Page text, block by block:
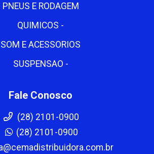
PNEUS E RODAGEM
QUIMICOS -
SOM E ACESSORIOS
SUSPENSAO -
Fale Conosco
(28) 2101-0900
(28) 2101-0900